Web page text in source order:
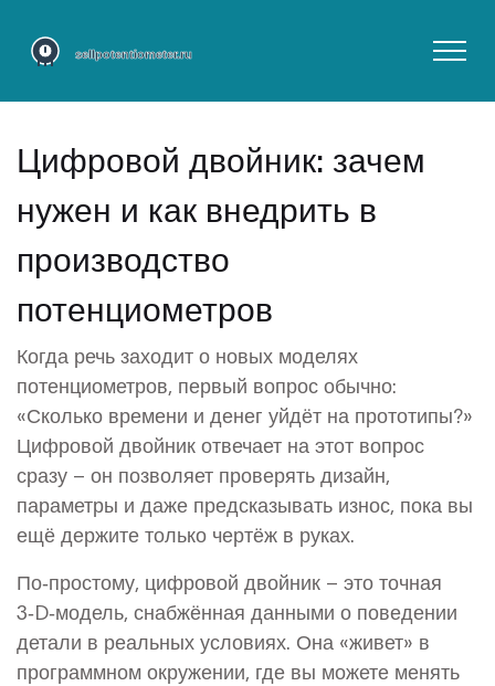
Цифровой двойник: зачем
нужен и как внедрить в
производство
потенциометров
Когда речь заходит о новых моделях
потенциометров, первый вопрос обычно:
«Сколько времени и денег уйдёт на прототипы?»
Цифровой двойник отвечает на этот вопрос
сразу – он позволяет проверять дизайн,
параметры и даже предсказывать износ, пока вы
ещё держите только чертёж в руках.
По‑простому, цифровой двойник – это точная
3‑D‑модель, снабжённая данными о поведении
детали в реальных условиях. Она «живет» в
программном окружении, где вы можете менять